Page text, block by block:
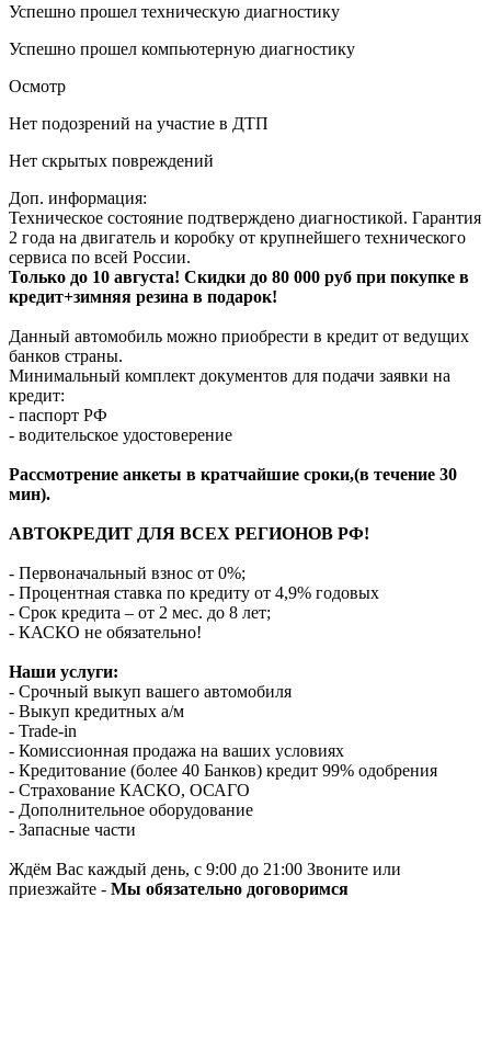
Успешно прошел техническую диагностику
Успешно прошел компьютерную диагностику
Осмотр
Нет подозрений на участие в ДТП
Нет скрытых повреждений
Доп. информация:
Техническое состояние подтверждено диагностикой. Гарантия
2 года на двигатель и коробку от крупнейшего технического
сервиса по всей России.
Только до 10 августа! Скидки до 80 000 руб при покупке в
кредит+зимняя резина в подарок!
Данный автомобиль можно приобрести в кредит от ведущих
банков страны.
Минимальный комплект документов для подачи заявки на
кредит:
- паспорт РФ
- водительское удостоверение
Рассмотрение анкеты в кратчайшие сроки,(в течение 30
мин).
АВТОКРЕДИТ ДЛЯ ВСЕХ РЕГИОНОВ РФ!
- Первоначальный взнос от 0%;
- Процентная ставка по кредиту от 4,9% годовых
- Срок кредита – от 2 мес. до 8 лет;
- КАСКО не обязательно!
Наши услуги:
- Срочный выкуп вашего автомобиля
- Выкуп кредитных а/м
- Trade-in
- Комиссионная продажа на ваших условиях
- Кредитование (более 40 Банков) кредит 99% одобрения
- Страхование КАСКО, ОСАГО
- Дополнительное оборудование
- Запасные части
Ждём Вас каждый день, с 9:00 до 21:00 Звоните или
приезжайте - Мы обязательно договоримся